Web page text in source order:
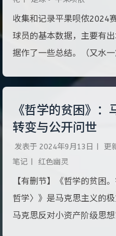
收集和记录平果呗侬2024
球员的基本数据，主要有
据作了一些总结。（又水一
《哲学的贫困》
转变与公开问世
发表于 2024年9月13日 更
笔记
红色幽灵
【有删节】《哲学的贫困
哲学〉》是马克思主义的
马克思反对小资产阶级思